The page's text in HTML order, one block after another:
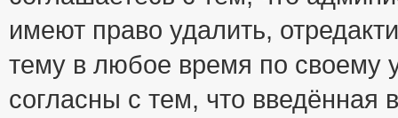
имеют право удалить,
тему в любое время по своему
согласны с тем, что